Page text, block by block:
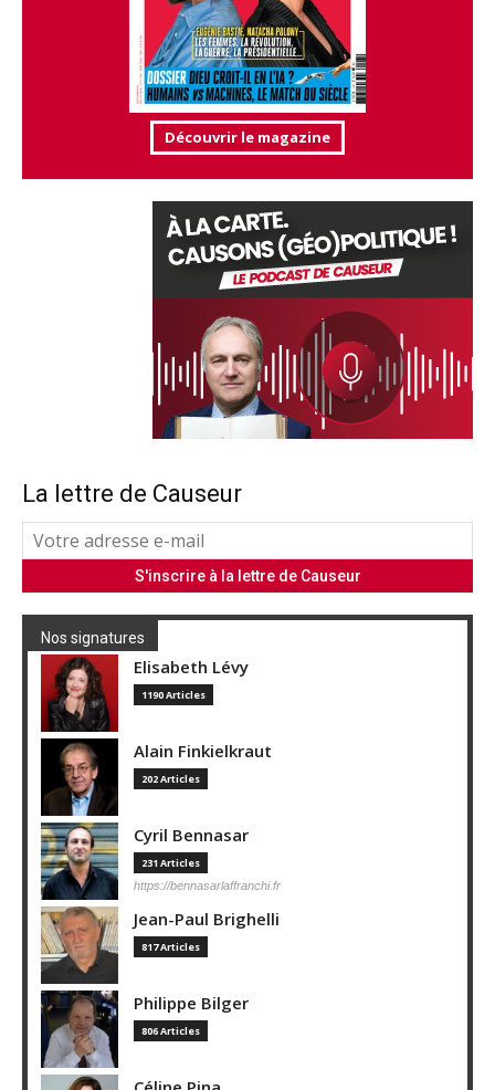
Découvrir le magazine
La lettre de Causeur
Nos signatures
Elisabeth Lévy
1190 Articles
Alain Finkielkraut
202 Articles
Cyril Bennasar
231 Articles
https://bennasarlaffranchi.fr
Jean-Paul Brighelli
817 Articles
Philippe Bilger
806 Articles